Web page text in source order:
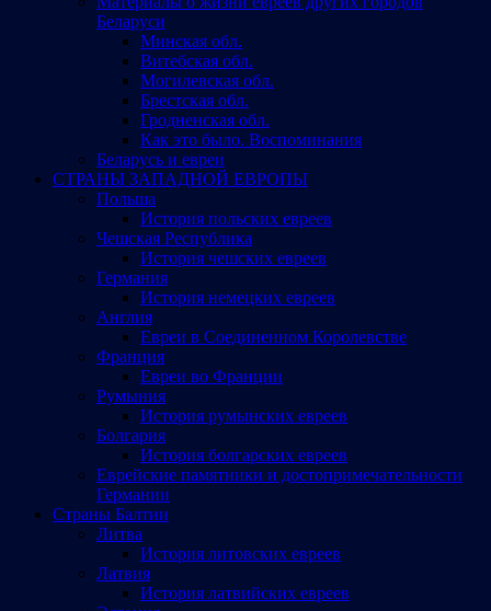
Беларуси
Минская обл.
Витебская обл.
Могилевская обл.
Брестская обл.
Гродненская обл.
Как это было. Воспоминания
Беларусь и евреи
СТРАНЫ ЗАПАДНОЙ ЕВРОПЫ
Польша
История польских евреев
Чешская Республика
История чешских евреев
Германия
История немецких евреев
Англия
Евреи в Соединенном Королевстве
Франция
Евреи во Франции
Румыния
История румынских евреев
Болгария
История болгарских евреев
Еврейские памятники и достопримечательности
Германии
Страны Балтии
Литва
История литовских евреев
Латвия
История латвийских евреев